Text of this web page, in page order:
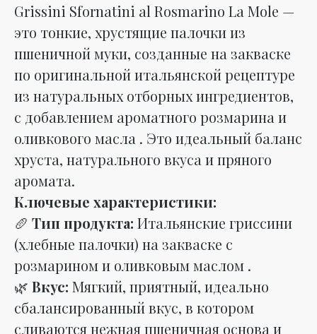
Grissini Sfornatini al Rosmarino La Mole —
это тонкие, хрустящие палочки из
пшеничной муки, созданные на закваске
по оригинальной итальянской рецептуре
из натуральных отборных ингредиентов,
с добавлением ароматного розмарина и
оливкового масла . Это идеальный баланс
хруста, натурального вкуса и пряного
аромата.
Ключевые характеристики:
🥖 Тип продукта: Итальянские гриссини
(хлебные палочки) на закваске с
розмарином и оливковым маслом .
🌿 Вкус: Мягкий, приятный, идеально
сбалансированный вкус, в котором
сливаются нежная пшеничная основа и